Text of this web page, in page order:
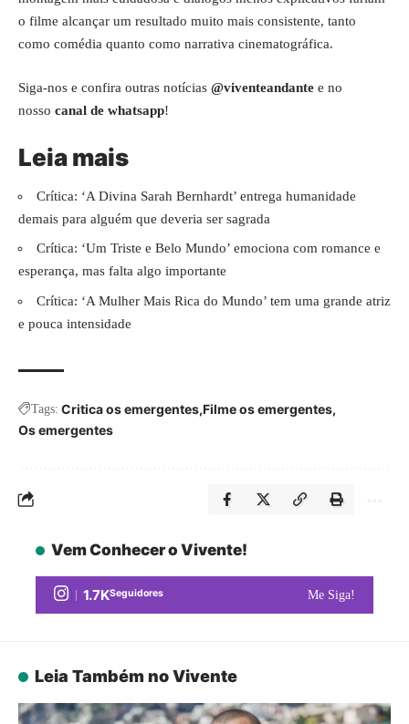
o filme alcançar um resultado muito mais consistente, tanto
como comédia quanto como narrativa cinematográfica.
Siga-nos e confira outras notícias @viventeandante e no
nosso canal de whatsapp!
Leia mais
Crítica: ‘A Divina Sarah Bernhardt’ entrega humanidade
demais para alguém que deveria ser sagrada
Crítica: ‘Um Triste e Belo Mundo’ emociona com romance e
esperança, mas falta algo importante
Crítica: ‘A Mulher Mais Rica do Mundo’ tem uma grande atriz
e pouca intensidade
Tags: Critica os emergentes Filme os emergentes
Os emergentes
Vem Conhecer o Vivente!
1.7KSeguidores Me Siga!
Leia Também no Vivente